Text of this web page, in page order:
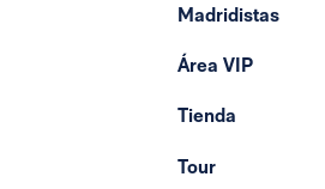
Madridistas
Área VIP
Tienda
Tour